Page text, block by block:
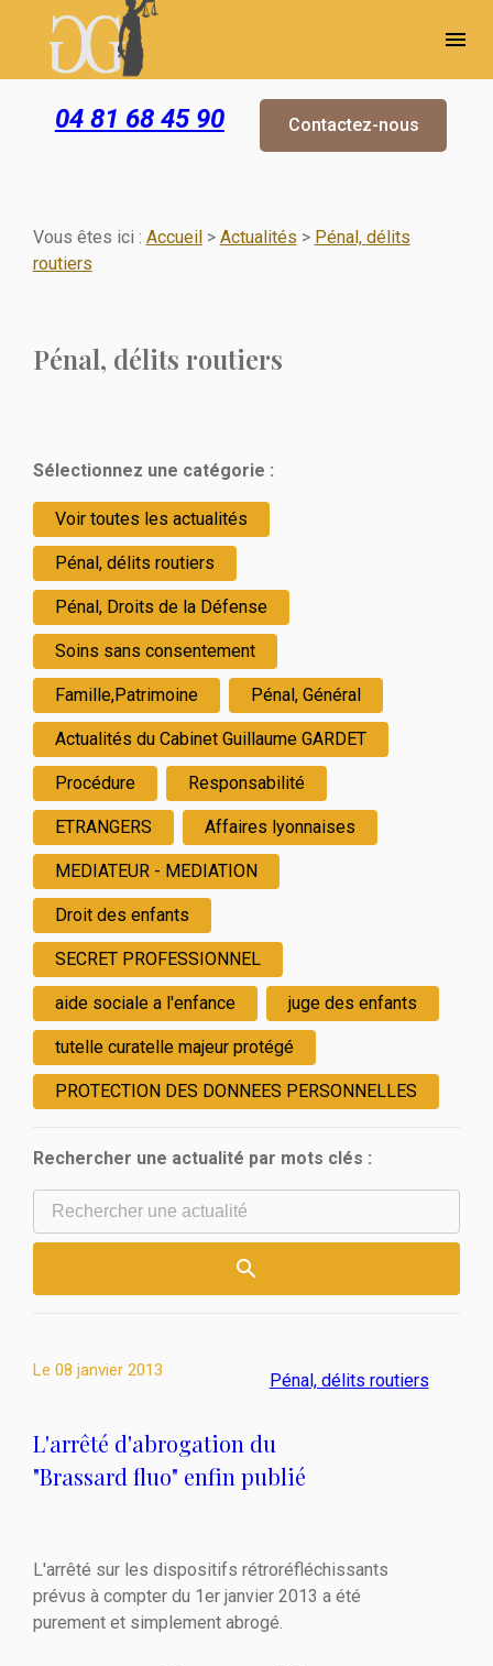
menu
04 81 68 45 90 Contactez-nous
Vous êtes ici : Accueil> Actualités > Pénal, délits
routiers
Pénal, délits routiers
Sélectionnez une catégorie :
Voir toutes les actualités
Pénal, délits routiers
Pénal, Droits de la Défense
Soins sans consentement
Famille,Patrimoine Pénal, Général
Actualités du Cabinet Guillaume GARDET
Procédure Responsabilité
ETRANGERS Affaires lyonnaises
MEDIATEUR - MEDIATION
Droit des enfants
SECRET PROFESSIONNEL
aide sociale a l'enfance juge des enfants
tutelle curatelle majeur protégé
PROTECTION DES DONNEES PERSONNELLES
Rechercher une actualité par mots clés :
Le 08 janvier 2013
Pénal, délits routiers
L'arrêté d'abrogation du
"Brassard fluo" enfin publié
L'arrêté sur les dispositifs rétroréfléchissants
prévus à compter du 1er janvier 2013 a été
purement et simplement abrogé.
Panneau de gestion des cookies